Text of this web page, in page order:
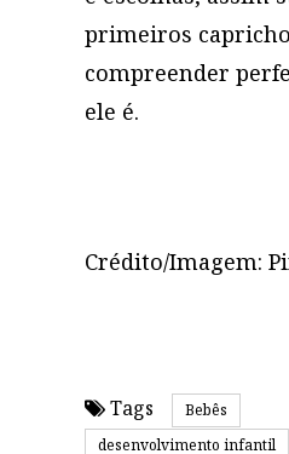
primeiros
compreender
ele é.
Crédito/Imagem:
Tags
Bebês
desenvolvimento infantil